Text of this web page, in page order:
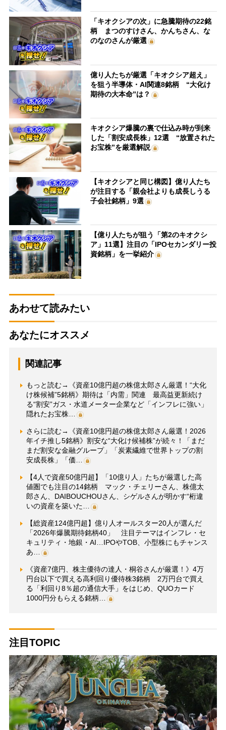
「キオクシアの次」に急騰期待の22銘
柄 まつのすけさん、かんちさん、な
のなのさんが厳選
億り人たちが厳選「キオクシア超え」
を狙う半導体・AI関連8銘柄 “大化け
期待の大本命”は？
キオクシア爆騰の裏で仕込み時が到来
した「割安成長株」12選 “放置された
お宝株”を厳選解説
【キオクシアと同じ構図】億り人たち
が注目する「親会社よりも成長しうる
子会社銘柄」9選
【億り人たちが狙う「第2のキオクシ
ア」11選】注目の「IPOセカンダリー投
資銘柄」を一挙紹介
あわせて読みたい
あなたにオススメ
関連記事
もっと読む→《資産10億円超の株億太郎さん厳選！“大化
け株候補”5銘柄》期待は「内需」関連 最高益更新続け
る“割安”ガス・水道メーター企業など「インフレに強い」
隠れたお宝株…
さらに読む→《資産10億円超の株億太郎さん厳選！2026
年イチ推し5銘柄》割安な“大化け候補株”が続々！「まだ
まだ割安な金融グループ」「炭素繊維で世界トップの割
安成長株」「価…
【4人で資産50億円超】「10億り人」たちが厳選した高
値圏でも注目の14銘柄 マック・チェリーさん、株億太
郎さん、DAIBOUCHOUさん、シゲルさんが明かす“桁違
いの資産を築いた…
【総資産124億円超】億り人オールスター20人が選んだ
「2026年爆騰期待銘柄40」 注目テーマはインフレ・セ
キュリティ・地銀・AI…IPOやTOB、小型株にもチャンス
あ…
《資産7億円、株主優待の達人・桐谷さんが厳選！》4万
円台以下で買える高利回り優待株3銘柄 2万円台で買え
る「利回り8％超の通信大手」をはじめ、QUOカード
1000円分もらえる銘柄…
注目TOPIC